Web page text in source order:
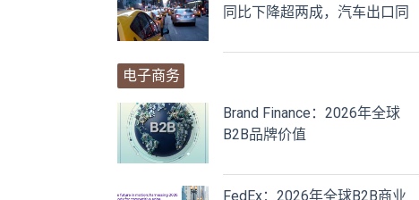
同比下降超两成，汽车出口同
电子商务
Brand Finance：2026年全球
B2B品牌价值
FedEx：2026年全球B2B商业